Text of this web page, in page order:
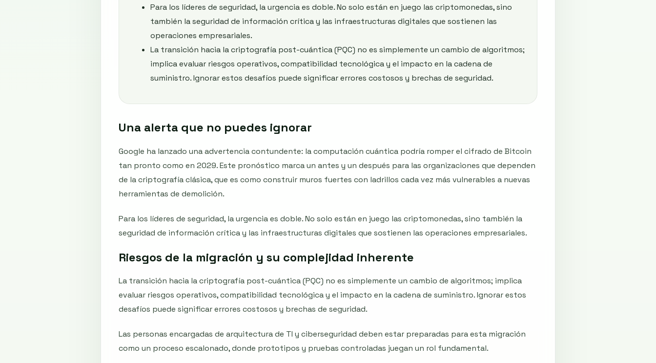
Para los líderes de seguridad, la urgencia es doble. No solo están en juego las criptomonedas, sino
también la seguridad de información crítica y las infraestructuras digitales que sostienen las
operaciones empresariales.
La transición hacia la criptografía post-cuántica (PQC) no es simplemente un cambio de algoritmos;
implica evaluar riesgos operativos, compatibilidad tecnológica y el impacto en la cadena de
suministro. Ignorar estos desafíos puede significar errores costosos y brechas de seguridad.
Una alerta que no puedes ignorar
Google ha lanzado una advertencia contundente: la computación cuántica podría romper el cifrado de Bitcoin
tan pronto como en 2029. Este pronóstico marca un antes y un después para las organizaciones que dependen
de la criptografía clásica, que es como construir muros fuertes con ladrillos cada vez más vulnerables a nuevas
herramientas de demolición.
Para los líderes de seguridad, la urgencia es doble. No solo están en juego las criptomonedas, sino también la
seguridad de información crítica y las infraestructuras digitales que sostienen las operaciones empresariales.
Riesgos de la migración y su complejidad inherente
La transición hacia la criptografía post-cuántica (PQC) no es simplemente un cambio de algoritmos; implica
evaluar riesgos operativos, compatibilidad tecnológica y el impacto en la cadena de suministro. Ignorar estos
desafíos puede significar errores costosos y brechas de seguridad.
Las personas encargadas de arquitectura de TI y ciberseguridad deben estar preparadas para esta migración
como un proceso escalonado, donde prototipos y pruebas controladas juegan un rol fundamental.